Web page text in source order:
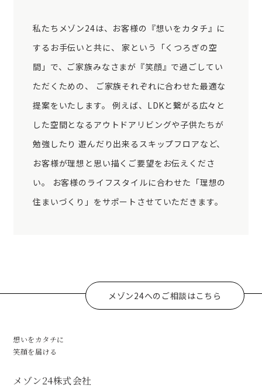
私たちメゾン24は、お客様の『想いをカタチ』に
するお手伝いと共に、 家という「くつろぎの空
間」で、ご家族みなさまが『笑顔』で過ごしてい
ただくための、 ご家族それぞれに合わせた最適な
提案をいたします。 例えば、LDKと繋がる広々と
した空間となるアウトドアリビングや子供たちが
勉強したり 遊んだり出来るスキップフロアなど、
お客様が理想と思い描くご要望をお伝えくださ
い。 お客様のライフスタイルに合わせた「理想の
住まいづくり」をサポートさせていただきます。
メゾン24へのご相談はこちら
想いをカタチに
笑顔を届ける
メゾン24株式会社